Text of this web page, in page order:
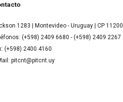
1283 | Montevideo - Uruguay | CP 11200
(+598) 2409 6680 - (+598) 2409 2267
(+598) 2400 4160
pitcnt@pitcnt.uy